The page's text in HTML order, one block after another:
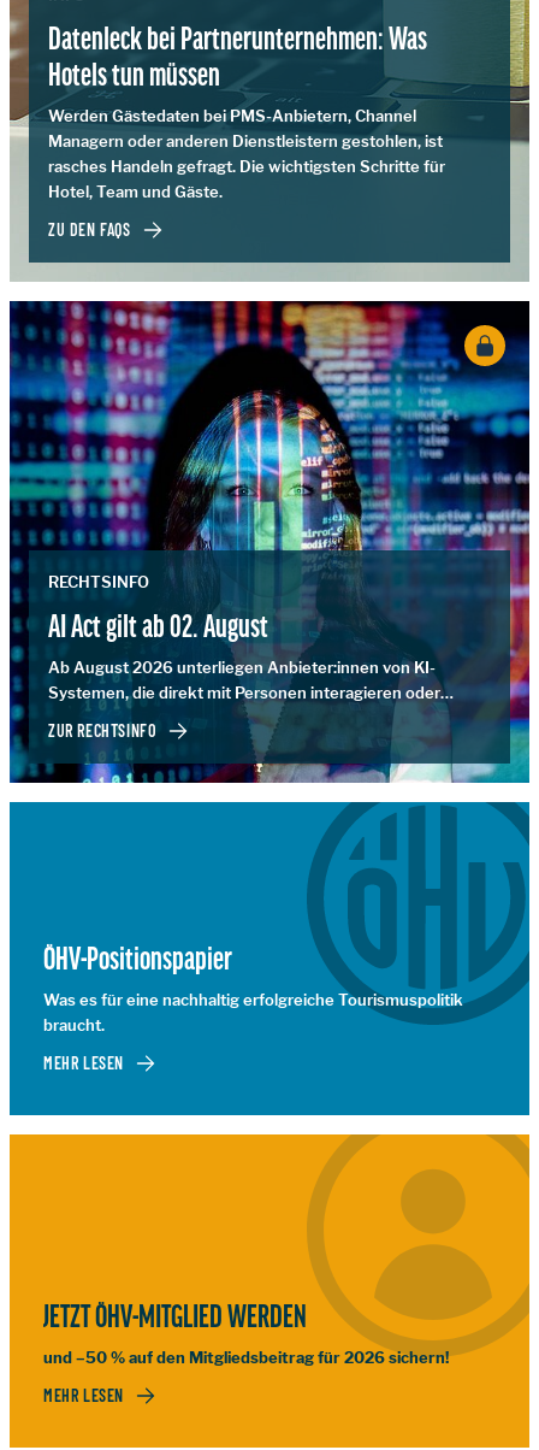
Datenleck bei Partnerunternehmen: Was
Hotels tun müssen
Werden Gästedaten bei PMS-Anbietern, Channel
Managern oder anderen Dienstleistern gestohlen, ist
rasches Handeln gefragt. Die wichtigsten Schritte für
Hotel, Team und Gäste.
ZU DEN FAQS
RECHTSINFO
AI Act gilt ab 02. August
Ab August 2026 unterliegen Anbieter:innen von KI-
Systemen, die direkt mit Personen interagieren oder
synthetische Audio-, Bild-, Video- oder Textinhalte
erzeugen, Transparenzpflichten.
ZUR RECHTSINFO
ÖHV-Positionspapier
Was es für eine nachhaltig erfolgreiche Tourismuspolitik
braucht.
MEHR LESEN
JETZT ÖHV-MITGLIED WERDEN
und –50 % auf den Mitgliedsbeitrag für 2026 sichern!
MEHR LESEN